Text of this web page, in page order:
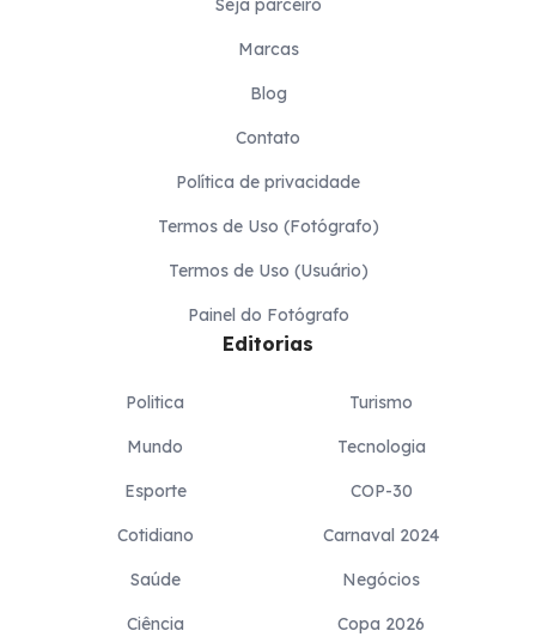
Marcas
Blog
Contato
Política de privacidade
Termos de Uso (Fotógrafo)
Termos de Uso (Usuário)
Painel do Fotógrafo
Editorias
Politica
Mundo
Esporte
Cotidiano
Saúde
Ciência
Turismo
Tecnologia
COP-30
Carnaval 2024
Negócios
Copa 2026